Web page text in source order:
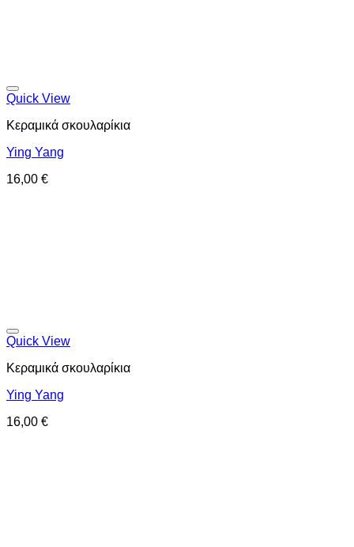
Quick View
Κεραμικά σκουλαρίκια
Ying Yang
16,00 €
Quick View
Κεραμικά σκουλαρίκια
Ying Yang
16,00 €